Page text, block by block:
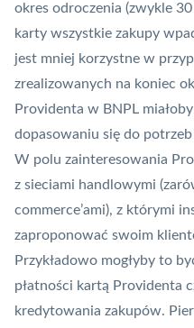
okres odroczenia (zwykle
karty wszystkie zakupy
jest mniej korzystne w
zrealizowanych na koniec
Providenta w BNPL
dopasowaniu się do
W polu zainteresowania
z sieciami handlowymi
commerce’ami), z którymi
zaproponować swoim
Przykładowo mogłyby to
płatności kartą Providenta
kredytowania zakupów.